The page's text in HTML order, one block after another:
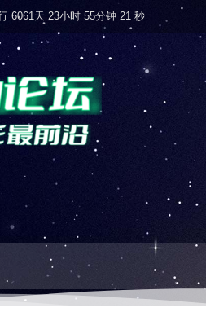
6061天 23小时 55分钟 22 秒